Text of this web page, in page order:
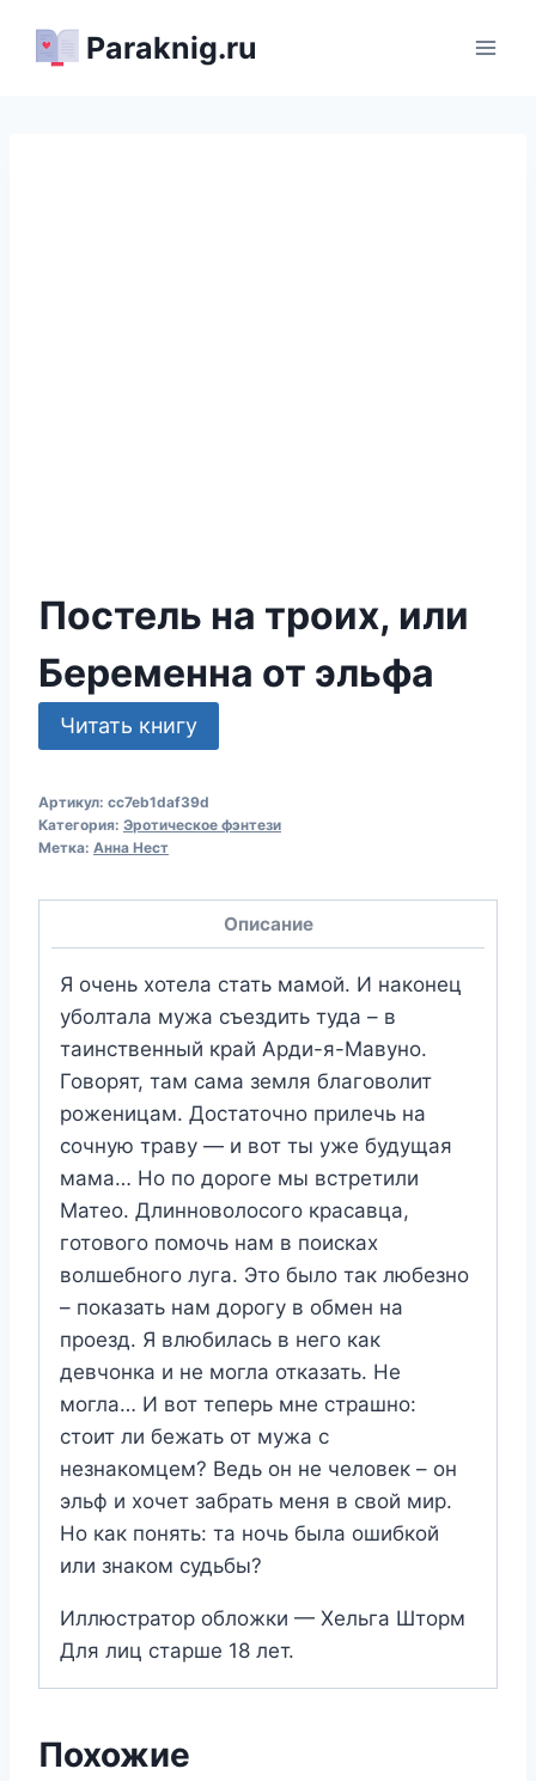
Paraknig.ru
Постель на троих, или
Беременна от эльфа
Читать книгу
Артикул: cc7eb1daf39d
Категория: Эротическое фэнтези
Метка: Анна Нест
Описание
Я очень хотела стать мамой. И наконец
уболтала мужа съездить туда – в
таинственный край Арди-я-Мавуно.
Говорят, там сама земля благоволит
роженицам. Достаточно прилечь на
сочную траву — и вот ты уже будущая
мама… Но по дороге мы встретили
Матео. Длинноволосого красавца,
готового помочь нам в поисках
волшебного луга. Это было так любезно
– показать нам дорогу в обмен на
проезд. Я влюбилась в него как
девчонка и не могла отказать. Не
могла… И вот теперь мне страшно:
стоит ли бежать от мужа с
незнакомцем? Ведь он не человек – он
эльф и хочет забрать меня в свой мир.
Но как понять: та ночь была ошибкой
или знаком судьбы?
Иллюстратор обложки — Хельга Шторм
Для лиц старше 18 лет.
Похожие